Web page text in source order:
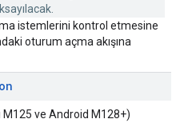
istemlerini kontrol etmesine
oturum açma akışına
ve Android M128+)